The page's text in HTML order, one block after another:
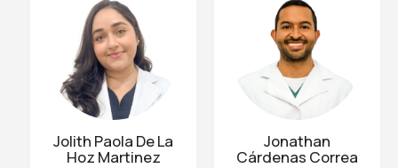
Jolith Paola De La
Hoz Martinez
Jonathan
Cárdenas Correa